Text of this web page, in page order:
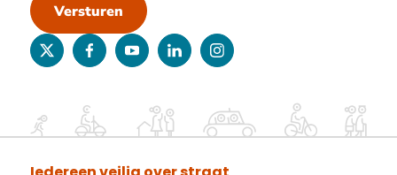
Versturen
twitterfacebookyoutubelinkedininstagram